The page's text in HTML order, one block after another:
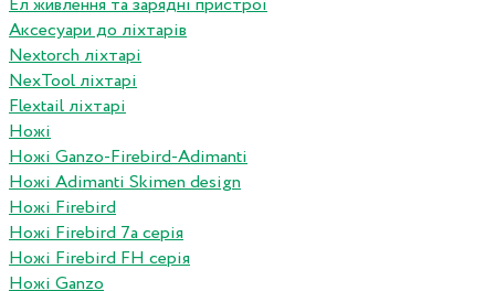
Ел живлення та зарядні пристрої
Аксесуари до ліхтарів
Nextorch ліхтарі
NexTool ліхтарі
Flextail ліхтарі
Ножі
Ножі Ganzo-Firebird-Adimanti
Ножі Adimanti Skimen design
Ножі Firebird
Ножі Firebird 7а серія
Ножі Firebird FH серія
Ножі Ganzo